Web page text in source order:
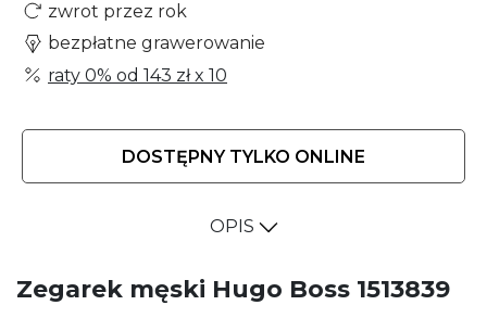
zwrot przez rok
bezpłatne grawerowanie
raty 0% od 143 złx 10
DOSTĘPNY TYLKO ONLINE
OPIS
Zegarek męski Hugo Boss 1513839